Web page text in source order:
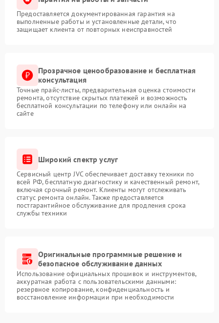
Предоставляется документированная гарантия на
выполненные работы и установленные детали, что
защищает клиента от повторных неисправностей
Прозрачное ценообразование и бесплатная
консультация
Точные прайс-листы, предварительная оценка стоимости
ремонта, отсутствие скрытых платежей и возможность
бесплатной консультации по телефону или онлайн на
сайте
Широкий спектр услуг
Сервисный центр JVC обеспечивает доставку техники по
всей РФ, бесплатную диагностику и качественный ремонт,
включая срочный ремонт. Клиенты могут отслеживать
статус ремонта онлайн. Также предоставляется
постгарантийное обслуживание для продления срока
службы техники
Оригинальные программные решение и
безопасное обслуживание данных
Использование официальных прошивок и инструментов,
аккуратная работа с пользовательскими данными:
резервное копирование, конфиденциальность и
восстановление информации при необходимости